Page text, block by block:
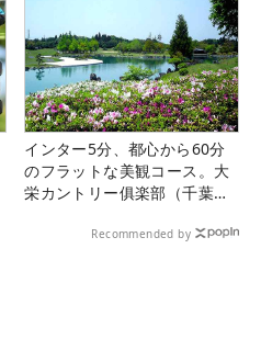
インター5分、都心から60分
のフラットな美観コース。大
栄カントリー俱楽部（千葉
Recommended by